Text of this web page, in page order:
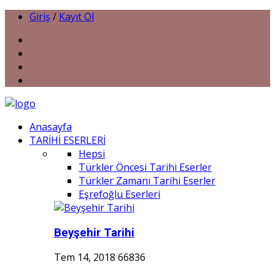
Giriş / Kayıt Ol
Anasayfa
TARİHİ ESERLERİ
Hepsi
Türkler Öncesi Tarihi Eserler
Türkler Zamanı Tarihi Eserler
Eşrefoğlu Eserleri
Beyşehir Tarihi
Tem 14, 2018 66836